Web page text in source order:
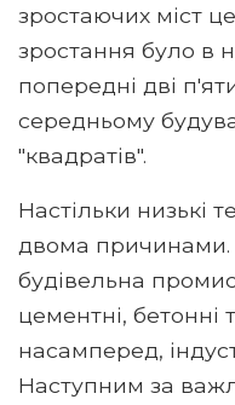
зростаючих міст
зростання було в
попередні дві
середньому
"квадратів".
Настільки низькі
двома
будівельна
цементні, бетонні
насамперед,
Наступним за